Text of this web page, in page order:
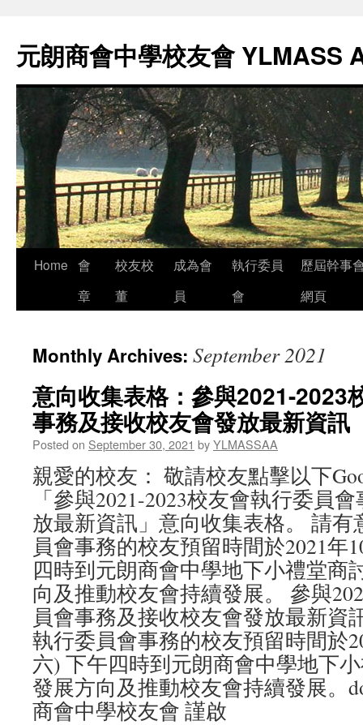
元朗商會中學校友會 YLMASS
Skip
Home 會
章
校友校
董
成為會
員
執行委員
會
歷屆幹事
網頁
Monthly Archives: September 2021
意向收集表格：參與2021-2023
事務及接收校友會發放最新資訊
Posted on September 30, 2021 byYLMASSAA
親愛的校友： 敬請校友點擊以下
「參與2021-2023校友會執行委員
放最新資訊」意向收集表格。 請
員會事務的校友預留時間於2021年
四時到元朗商會中學地下小禮堂商
向及推動校友會持續發展。 參與
員會事務及接收校友會發放最新資
執行委員會事務的校友預留時間於
六) 下午四時到元朗商會中學地下
發展方向及推動校友會持續發展。
商會中學校友會 謹啟